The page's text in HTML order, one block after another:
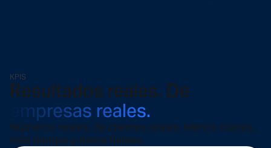
KPIS
Resultados reales. De
empresas reales.
Números reales, de clientes reales. Menos costes,
más tiempo y datos fiables.